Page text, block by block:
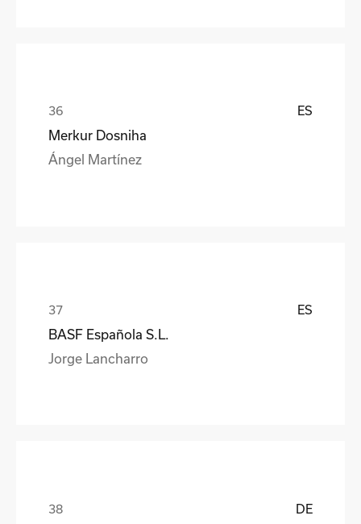
ES
Merkur Dosniha
Ángel Martínez
ES
BASF Española S.L.
Jorge Lancharro
DE